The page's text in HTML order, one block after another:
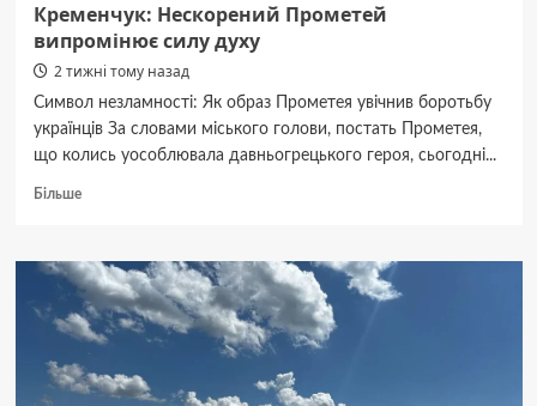
Кременчук: Нескорений Прометей
випромінює силу духу
2 тижні тому назад
Символ незламності: Як образ Прометея увічнив боротьбу
українців За словами міського голови, постать Прометея,
що колись уособлювала давньогрецького героя, сьогодні...
БільшеДокладніше
Нескорений
Прометей
випромінює
силу
духу